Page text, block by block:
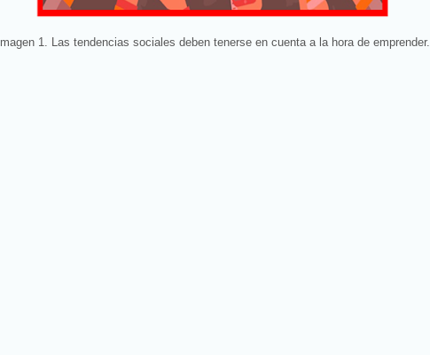
Imagen 1. Las tendencias sociales deben tenerse en cuenta a la hora de emprender.